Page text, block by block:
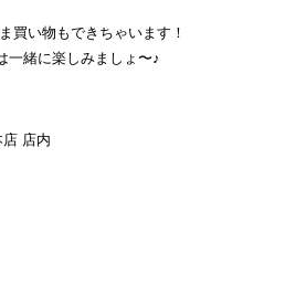
買い物もできちゃいます！
一緒に楽しみましょ〜♪
店内